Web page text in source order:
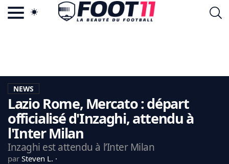
LA CHARTE
VIE PRIVÉE
CGU
CONTACTEZ-NOUS
NEWS
Lazio Rome, Mercato : départ
officialisé d'Inzaghi, attendu à
l'Inter Milan
Inzaghi est attendu à l’Inter Milan
par Steven L.